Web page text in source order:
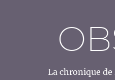
La chronique